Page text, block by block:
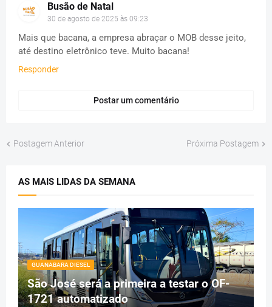
Busão de Natal
30 de agosto de 2025 às 09:23
Mais que bacana, a empresa abraçar o MOB desse jeito,
até destino eletrônico teve. Muito bacana!
Responder
Postar um comentário
Postagem Anterior Próxima Postagem
AS MAIS LIDAS DA SEMANA
GUANABARA DIESEL
São José será a primeira a testar o OF-
1721 automatizado